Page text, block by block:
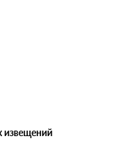
извещений